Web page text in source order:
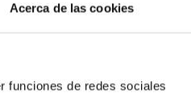
Acerca de las cookies
funciones de redes sociales